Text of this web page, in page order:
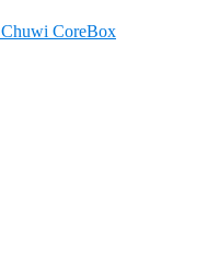
Chuwi CoreBox